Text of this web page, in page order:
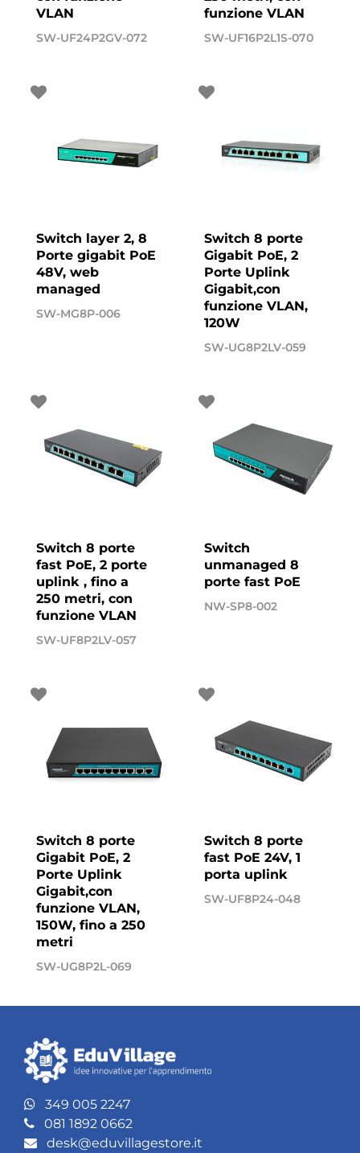
VLAN
SW-UF24P2GV-072
funzione VLAN
SW-UF16P2L1S-070
Switch layer 2, 8
Porte gigabit PoE
48V, web
managed
SW-MG8P-006
Switch 8 porte
Gigabit PoE, 2
Porte Uplink
Gigabit,con
funzione VLAN,
120W
SW-UG8P2LV-059
Switch 8 porte
fast PoE, 2 porte
uplink , fino a
250 metri, con
funzione VLAN
SW-UF8P2LV-057
Switch
unmanaged 8
porte fast PoE
NW-SP8-002
Switch 8 porte
Gigabit PoE, 2
Porte Uplink
Gigabit,con
funzione VLAN,
150W, fino a 250
metri
SW-UG8P2L-069
Switch 8 porte
fast PoE 24V, 1
porta uplink
SW-UF8P24-048
349 005 2247
081 1892 0662
desk@eduvillagestore.it